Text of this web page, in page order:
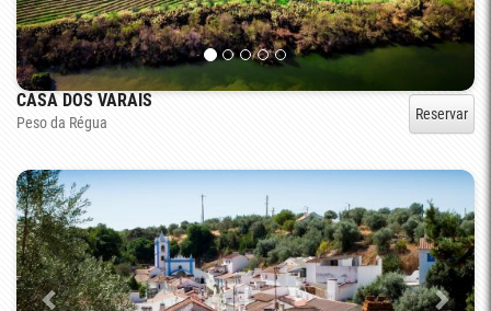
CASA DOS VARAIS
Peso da Régua Reservar